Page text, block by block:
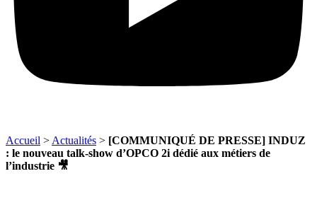
Accueil > Actualités > [COMMUNIQUÉ DE PRESSE] INDUZ
: le nouveau talk-show d’OPCO 2i dédié aux métiers de
l’industrie 🎥